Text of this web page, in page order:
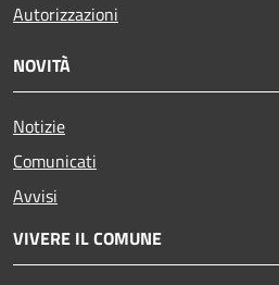
Autorizzazioni
NOVITÀ
Notizie
Comunicati
Avvisi
VIVERE IL COMUNE